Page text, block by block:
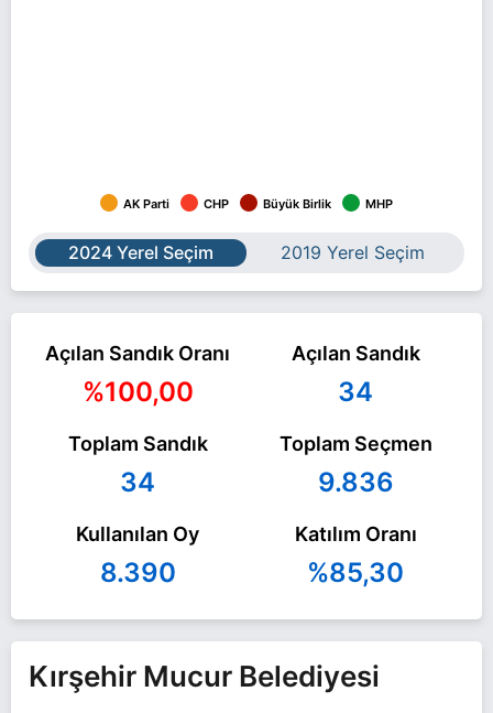
AK Parti CHP Büyük Birlik MHP
2024 Yerel Seçim 2019 Yerel Seçim
Açılan Sandık Oranı
%100,00
Açılan Sandık
34
Toplam Sandık
34
Toplam Seçmen
9.836
Kullanılan Oy
8.390
Katılım Oranı
%85,30
Kırşehir Mucur Belediyesi